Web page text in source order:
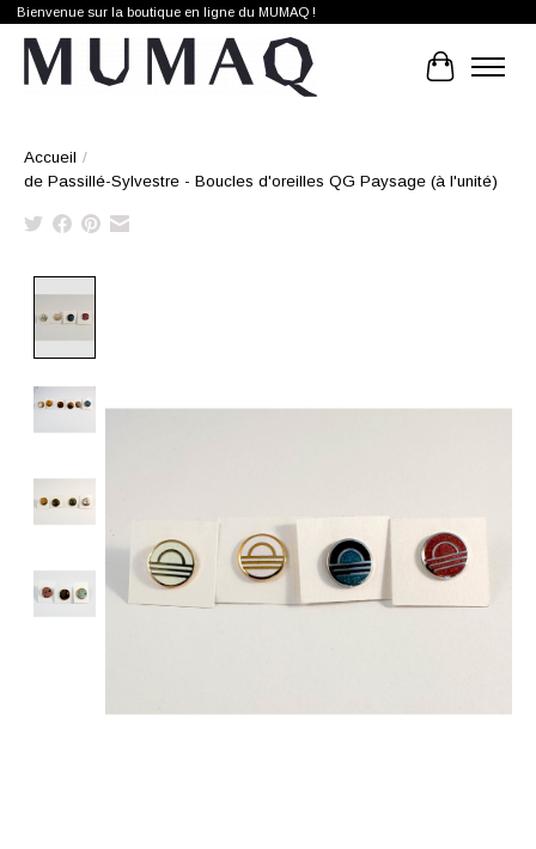
Bienvenue sur la boutique en ligne du MUMAQ !
Panier
Accueil /
de Passillé-Sylvestre - Boucles d'oreilles QG Paysage (à l'unité)